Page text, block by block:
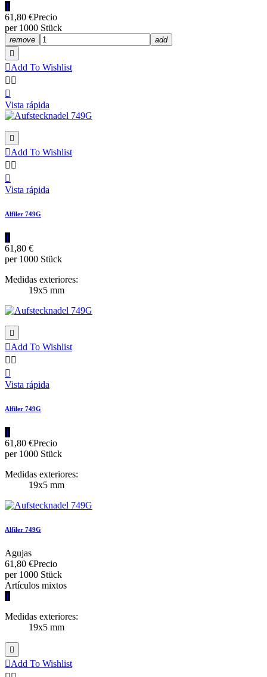
|||
61,80 €Precio
per 1000 Stück
remove
add

Add To Wishlist
 

Vista rápida

Add To Wishlist
 

Vista rápida
Alfiler 749G
|||
61,80 €
per 1000 Stück
Medidas exteriores:
19x5 mm

Add To Wishlist
 

Vista rápida
Alfiler 749G
|||
61,80 €Precio
per 1000 Stück
Medidas exteriores:
19x5 mm
Alfiler 749G
Agujas
61,80 €Precio
per 1000 Stück
Artículos mixtos
|||
Medidas exteriores:
19x5 mm

Add To Wishlist